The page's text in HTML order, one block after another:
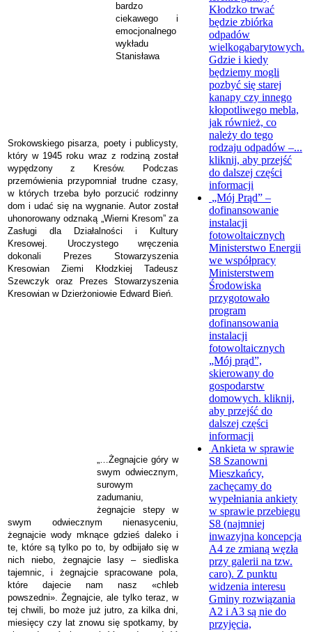
bardzo
ciekawego i
emocjonalnego
wykładu
Stanisława
Srokowskiego pisarza, poety i publicysty,
który w 1945 roku wraz z rodziną został
wypędzony z Kresów. Podczas
przemówienia przypomniał trudne czasy,
w których trzeba było porzucić rodzinny
dom i udać się na wygnanie. Autor został
uhonorowany odznaką „Wierni Kresom” za
Zasługi dla Działalności i Kultury
Kresowej. Uroczystego wręczenia
dokonali Prezes Stowarzyszenia
Kresowian Ziemi Kłodzkiej Tadeusz
Szewczyk oraz Prezes Stowarzyszenia
Kresowian w Dzierżoniowie Edward Bień.
„…Żegnajcie góry w
swym odwiecznym,
surowym
zadumaniu,
żegnajcie stepy w
swym odwiecznym nienasyceniu,
żegnajcie wody mknące gdzieś daleko i
te, które są tylko po to, by odbijało się w
nich niebo, żegnajcie lasy – siedliska
tajemnic, i żegnajcie spracowane pola,
które dajecie nam nasz «chleb
powszedni». Żegnajcie, ale tylko teraz, w
tej chwili, bo może już jutro, za kilka dni,
miesięcy czy lat znowu się spotkamy, by
Kłodzko trwać
będzie zbiórka
odpadów
wielkogabarytowych.
Gdzie i kiedy
będziemy mogli
pozbyć się starej
kanapy czy innego
kłopotliwego mebla,
jak również, co
należy do tego
rodzaju odpadów –...
kliknij, aby przejść
do dalszej części
informacji
„Mój Prąd” –
dofinansowanie
instalacji
fotowoltaicznych
Ministerstwo Energii
we współpracy
Ministerstwem
Środowiska
przygotowało
program
dofinansowania
instalacji
fotowoltaicznych
„Mój prąd”,
skierowany do
gospodarstw
domowych. kliknij,
aby przejść do
dalszej części
informacji
Ankieta w sprawie
S8 Szanowni
Mieszkańcy,
zachęcamy do
wypełniania ankiety
w sprawie przebiegu
S8 (najmniej
inwazyjna koncepcja
A4 ze zmianą węzła
przy galerii na tzw.
caro). Z punktu
widzenia interesu
Gminy rozwiązania
A2 i A3 są nie do
przyjęcia,